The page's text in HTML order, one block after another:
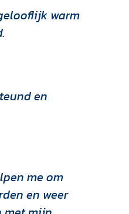
warm
en
me om
en weer